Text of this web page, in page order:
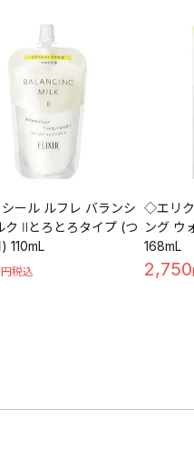
ール ルフレ バランシ
ク Ⅱとろとろタイプ (つ
110mL
◇エリク
ング ウ
168mL
2,750